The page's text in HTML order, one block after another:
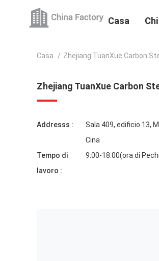
Casa
Casa / Zhejiang TuanXue Carbon
Zhejiang TuanXue Carbon
Addresss :
Sala 409, edificio 13,
Cina
Tempo di
lavoro :
9:00-18:00(ora di